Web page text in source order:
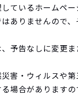
ているホームペ
ありませんので
予告なしに変更
害・ウィルスや
場合があります